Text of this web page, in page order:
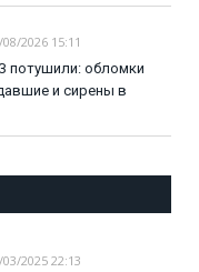
2026 15:11
потушили: обломки
и сирены в
2025 22:13